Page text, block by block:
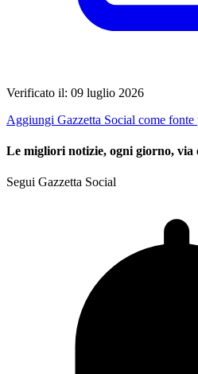
Verificato il: 09 luglio 2026
Aggiungi Gazzetta Social come fonte
Le migliori notizie, ogni giorno, via
Segui Gazzetta Social